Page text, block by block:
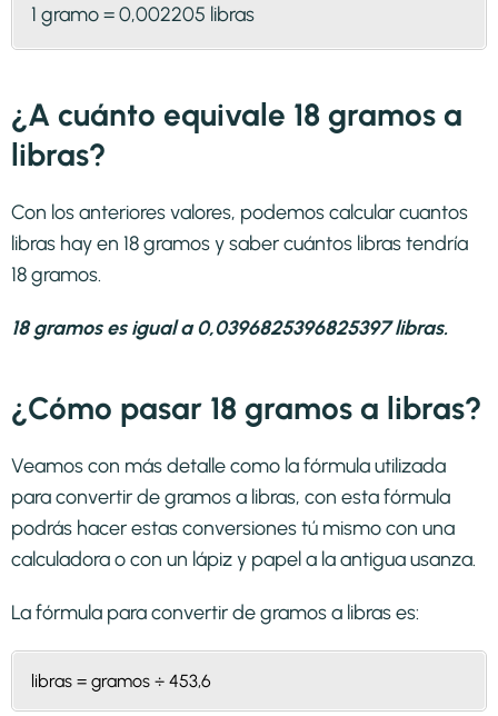
1 gramo = 0,002205 libras
¿A cuánto equivale 18 gramos a
libras?
Con los anteriores valores, podemos calcular cuantos
libras hay en 18 gramos y saber cuántos libras tendría
18 gramos.
18 gramos es igual a 0,0396825396825397 libras.
¿Cómo pasar 18 gramos a libras?
Veamos con más detalle como la fórmula utilizada
para convertir de gramos a libras, con esta fórmula
podrás hacer estas conversiones tú mismo con una
calculadora o con un lápiz y papel a la antigua usanza.
La fórmula para convertir degramos a librases:
libras = gramos ÷ 453,6